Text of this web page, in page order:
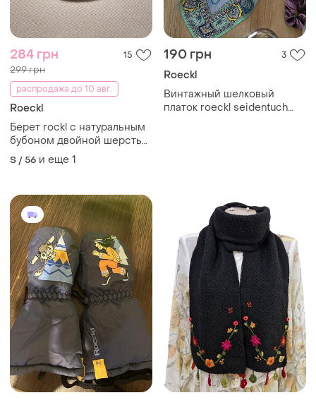
284 грн 15
299 грн
распродажа до 10 авг.
Roeckl
Берет rockl с натуральным
бубоном двойной шерсть
ангора кашемир вискоза
S / 56 и еще 1
190 грн 3
Roeckl
Винтажный шелковый
платок roeckl seidentuch